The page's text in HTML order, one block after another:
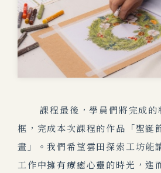
課程最後，學員們將完成的
框，完成本次課程的作品「聖誕
畫」。我們希望雲田探索工坊能
工作中擁有療癒心靈的時光，進